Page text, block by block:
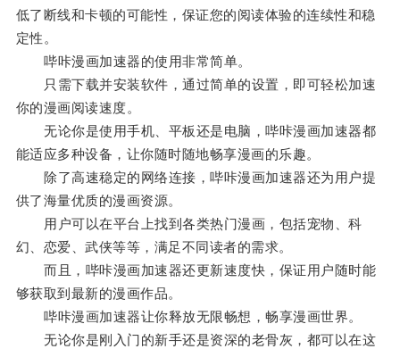
低了断线和卡顿的可能性，保证您的阅读体验的连续性和稳
定性。
哔咔漫画加速器的使用非常简单。
只需下载并安装软件，通过简单的设置，即可轻松加速
你的漫画阅读速度。
无论你是使用手机、平板还是电脑，哔咔漫画加速器都
能适应多种设备，让你随时随地畅享漫画的乐趣。
除了高速稳定的网络连接，哔咔漫画加速器还为用户提
供了海量优质的漫画资源。
用户可以在平台上找到各类热门漫画，包括宠物、科
幻、恋爱、武侠等等，满足不同读者的需求。
而且，哔咔漫画加速器还更新速度快，保证用户随时能
够获取到最新的漫画作品。
哔咔漫画加速器让你释放无限畅想，畅享漫画世界。
无论你是刚入门的新手还是资深的老骨灰，都可以在这